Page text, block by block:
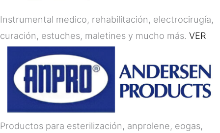
Instrumental medico, rehabilitación, electrocirugía,
curación, estuches, maletines y mucho más. VER
Productos para esterilización, anprolene, eogas,